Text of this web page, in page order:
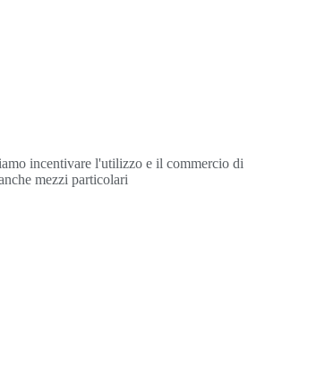
incentivare l'utilizzo e il commercio di
mezzi particolari